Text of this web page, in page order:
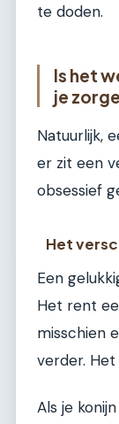
te doden.
Is het
je
Natuurlijk,
er zit een
obsessief
Het
Een
Het rent
misschien
verder.
Als je